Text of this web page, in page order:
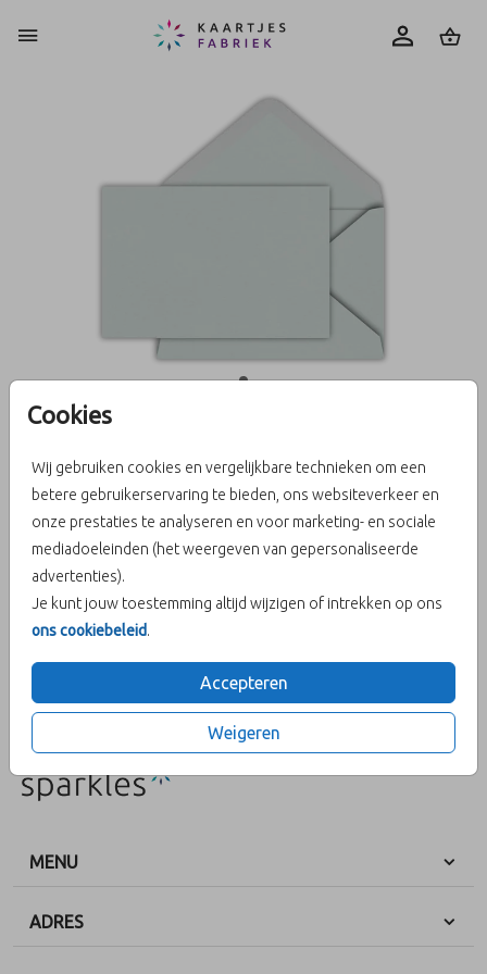
Cookies
Wij gebruiken cookies en vergelijkbare technieken om een
betere gebruikerservaring te bieden, ons websiteverkeer en
onze prestaties te analyseren en voor marketing- en sociale
mediadoeleinden (het weergeven van gepersonaliseerde
advertenties).
Je kunt jouw toestemming altijd wijzigen of intrekken op ons
ons cookiebeleid.
Accepteren
Weigeren
Sage 12 x 18
Aantal x 1 Prijs: € 0,45
OMSCHRIJVING
sage 12 x 18
Prijs:€ 0,45 per 1
MENU
ADRES